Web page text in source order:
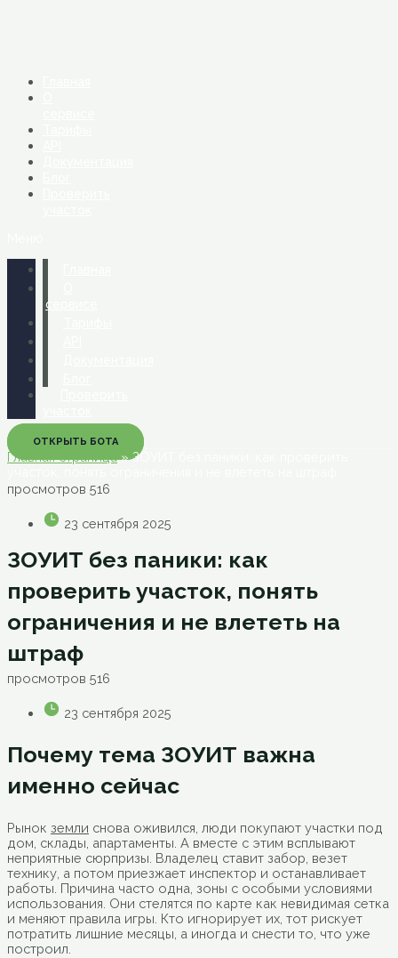
сервисе
ОТКРЫТЬ БОТА
Главная страница»ЗОУИТ без паники: как проверить
просмотров 516
23 сентября 2025
ЗОУИТ без паники: как
проверить участок, понять
ограничения и не влететь на
штраф
просмотров 516
23 сентября 2025
Почему тема ЗОУИТ важна
именно сейчас
Рынок земли снова оживился, люди покупают участки под
дом, склады, апартаменты. А вместе с этим всплывают
неприятные сюрпризы. Владелец ставит забор, везет
технику, а потом приезжает инспектор и останавливает
работы. Причина часто одна, зоны с особыми условиями
использования. Они стелятся по карте как невидимая сетка
и меняют правила игры. Кто игнорирует их, тот рискует
потратить лишние месяцы, а иногда и снести то, что уже
построил.